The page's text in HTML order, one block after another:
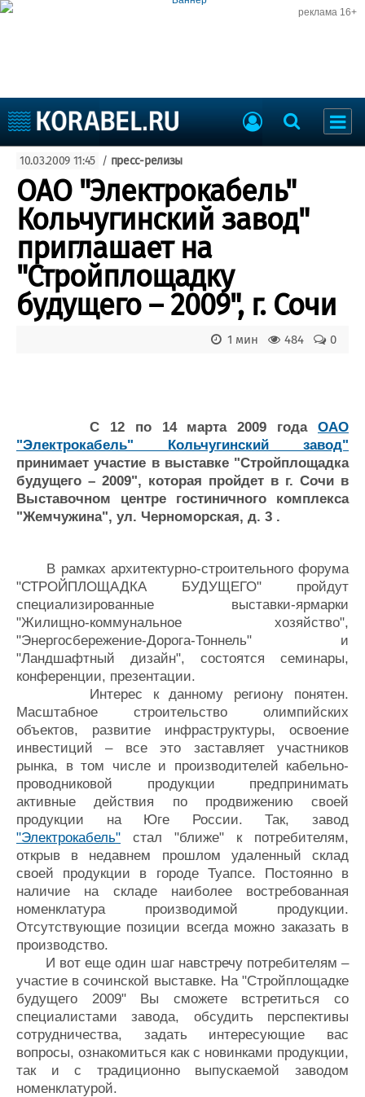
реклама 16+
Судоходство
Судоремонт
События
Пресс-релизы
Порты
Образование
Яхты и катера
Еще
Судостроение
Крюинг
Журнал
Реклама
Доска объявлений
Материалы
Услуги
Личности
Словарь
Форум
Отзывы
Все службы
10.03.2009 11:45 / пресс-релизы
ОАО "Электрокабель"
Кольчугинский завод"
приглашает на
"Стройплощадку
будущего – 2009", г. Сочи
0
484
1 мин
C 12 по 14 марта 2009 года ОАО
"Электрокабель" Кольчугинский завод"
принимает участие в выставке "Стройплощадка
будущего – 2009", которая пройдет в г. Сочи в
Выставочном центре гостиничного комплекса
"Жемчужина", ул. Черноморская, д. 3 .
В рамках архитектурно-строительного форума
"СТРОЙПЛОЩАДКА БУДУЩЕГО" пройдут
специализированные выставки-ярмарки
"Жилищно-коммунальное хозяйство",
"Энергосбережение-Дорога-Тоннель" и
"Ландшафтный дизайн", состоятся семинары,
конференции, презентации.
Интерес к данному региону понятен.
Масштабное строительство олимпийских
объектов, развитие инфраструктуры, освоение
инвестиций – все это заставляет участников
рынка, в том числе и производителей кабельно-
проводниковой продукции предпринимать
активные действия по продвижению своей
продукции на Юге России. Так, завод
"Электрокабель" стал "ближе" к потребителям,
открыв в недавнем прошлом удаленный склад
своей продукции в городе Туапсе. Постоянно в
наличие на складе наиболее востребованная
номенклатура производимой продукции.
Отсутствующие позиции всегда можно заказать в
производство.
И вот еще один шаг навстречу потребителям –
участие в сочинской выставке. На "Стройплощадке
будущего 2009" Вы сможете встретиться со
специалистами завода, обсудить перспективы
сотрудничества, задать интересующие вас
вопросы, ознакомиться как с новинками продукции,
так и с традиционно выпускаемой заводом
номенклатурой.